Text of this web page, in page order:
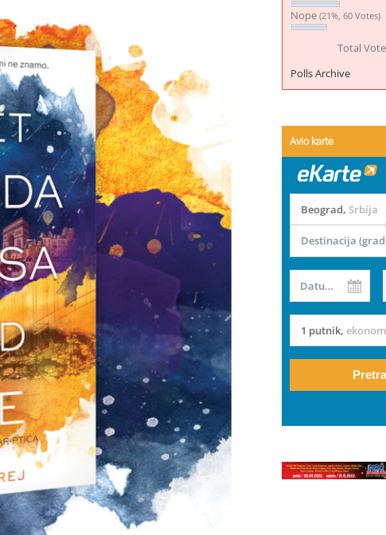
Nope (21%, 60 Votes)
Total
Polls Archive
Avio karte
Beograd, Srbija
Destinacija
Datum od
1 putnik,